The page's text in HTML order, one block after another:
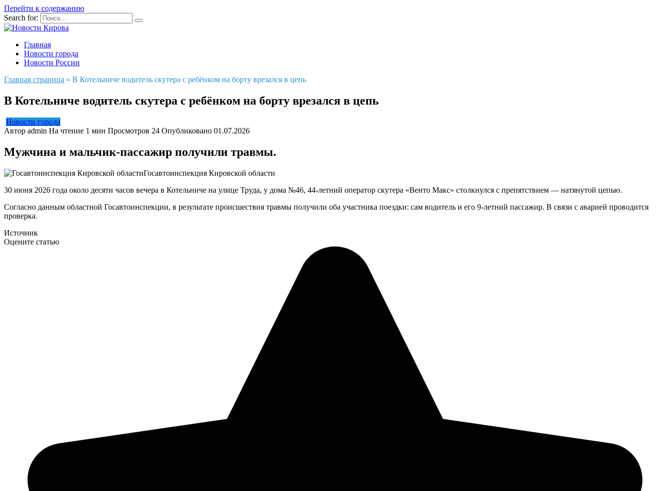
Перейти к содержанию
Search for:
Главная
Новости города
Новости России
Главная страница » В Котельниче водитель скутера с ребёнком на борту врезался в цепь
В Котельниче водитель скутера с ребёнком на борту врезался в цепь
Новости города
Автор admin На чтение 1 мин Просмотров 24 Опубликовано 01.07.2026
Мужчина и мальчик-пассажир получили травмы.
Госавтоинспекция Кировской области
30 июня 2026 года около десяти часов вечера в Котельниче на улице Труда, у дома №46, 44-летний оператор скутера «Венто Макс» столкнулся с препятствием — натянутой цепью.
Согласно данным областной Госавтоинспекции, в результате происшествия травмы получили оба участника поездки: сам водитель и его 9-летний пассажир. В связи с аварией проводится
проверка.
Источник
Оцените статью